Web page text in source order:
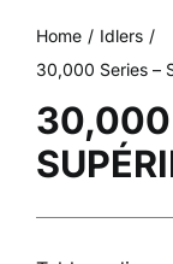
Home
Idlers
30,000 Series –
30,000